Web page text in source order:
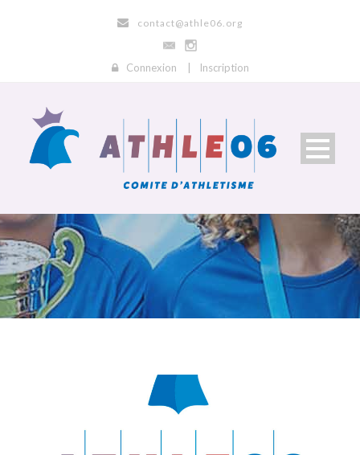
contact@athle06.org
Connexion Inscription